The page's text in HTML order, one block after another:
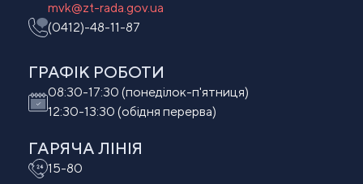
mvk@zt-rada.gov.ua
(0412)-48-11-87
ГРАФІК РОБОТИ
08:30-17:30 (понеділок-п'ятниця)
12:30-13:30 (обідня перерва)
ГАРЯЧА ЛІНІЯ
15-80